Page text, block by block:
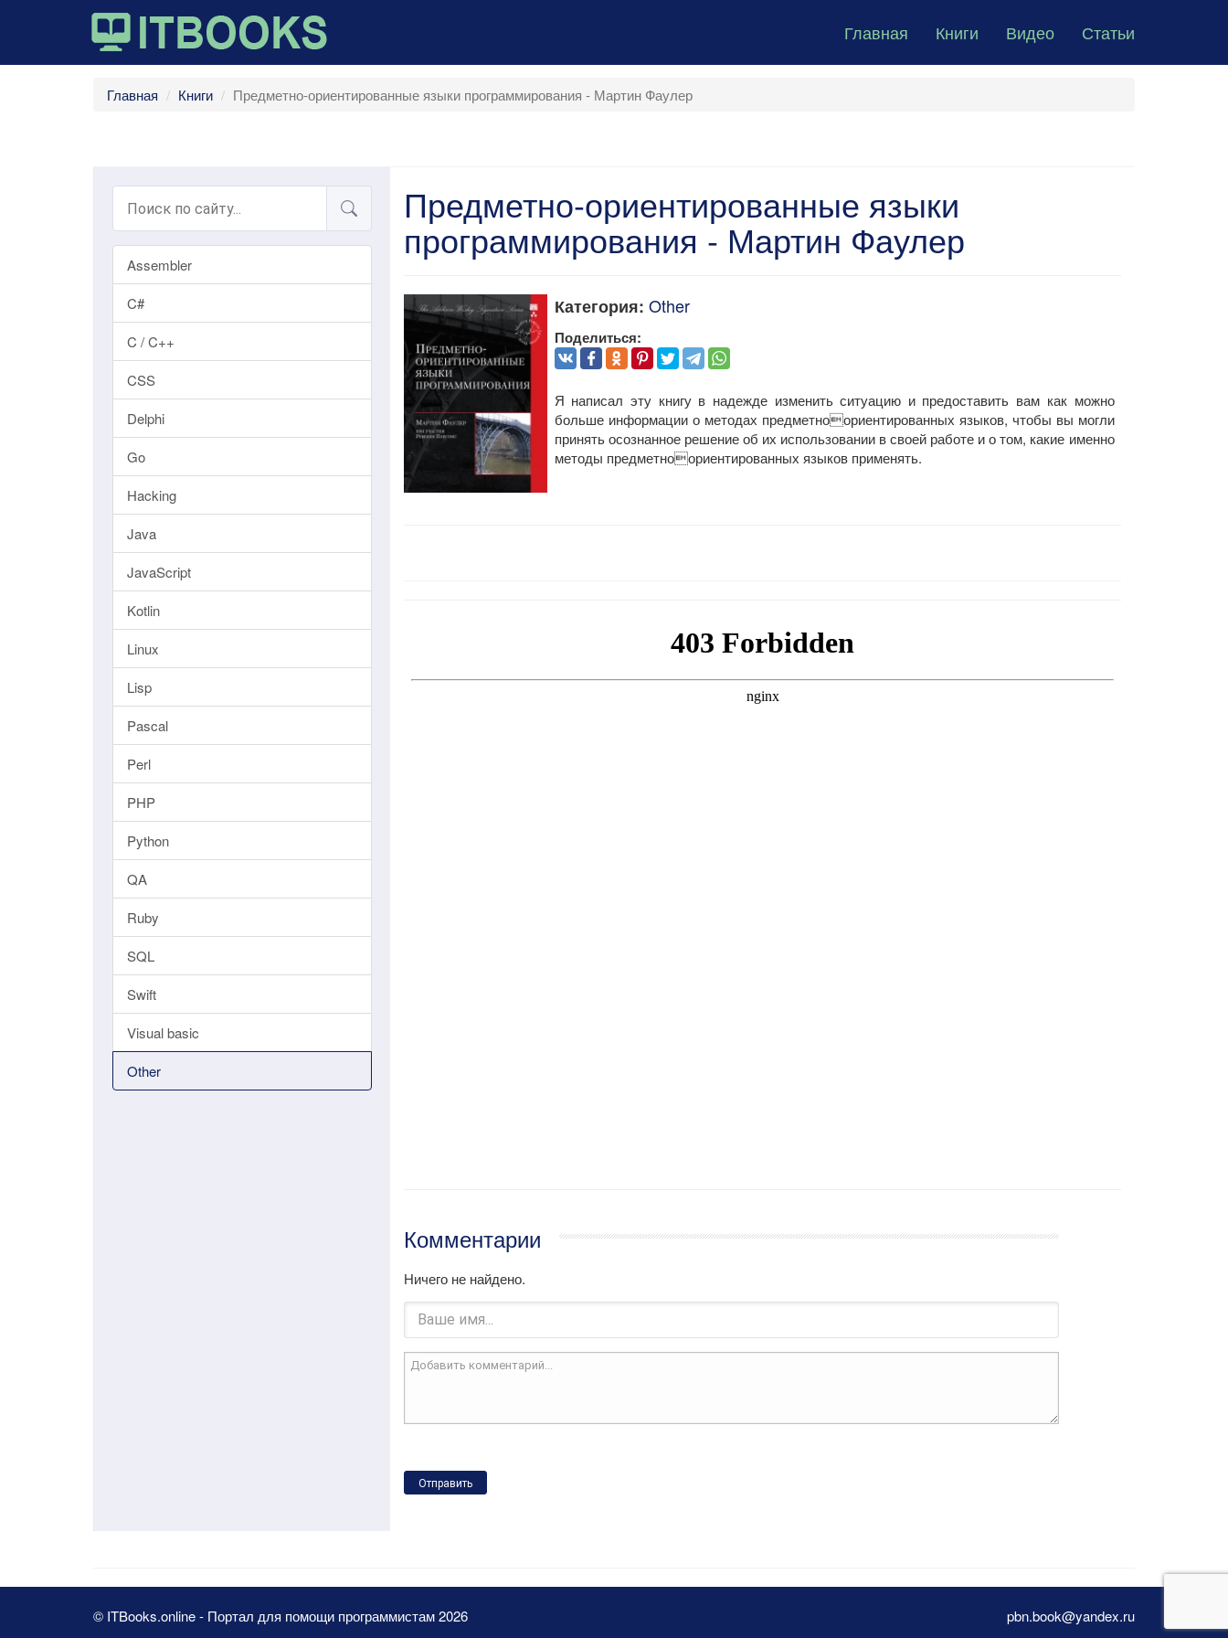
Главная Книги Видео Статьи
Главная Книги Предметно-ориентированные языки программирования - Мартин Фаулер
Assembler
C#
C / C++
CSS
Delphi
Go
Hacking
Java
JavaScript
Kotlin
Linux
Lisp
Pascal
Perl
PHP
Python
QA
Ruby
SQL
Swift
Visual basic
Other
Предметно-ориентированные языки
программирования - Мартин Фаулер
Категория: Other
Поделиться:
Я написал эту книгу в надежде изменить ситуацию и предоставить вам как можно
больше информации о методах предметноориентированных языков, чтобы вы могли
принять осознанное решение об их использовании в своей работе и о том, какие именно
методы предметноориентированных языков применять.
Комментарии
Ничего не найдено.
Отправить
© ITBooks.online - Портал для помощи программистам 2026 pbn.book@yandex.ru